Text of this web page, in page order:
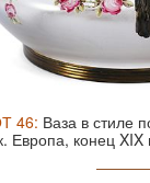
46: Ваза в стиле
Европа, конец XIX